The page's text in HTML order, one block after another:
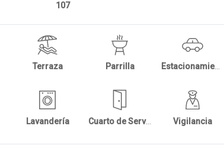
107
Terraza Parrilla Estacionamientos
Lavandería Cuarto de Servicio Vigilancia